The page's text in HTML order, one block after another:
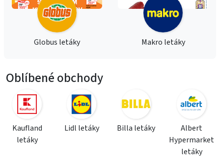
Globus letáky Makro letáky
Oblíbené obchody
Kaufland
letáky
Lidl letáky Billa letáky
Albert
Hypermarket
letáky